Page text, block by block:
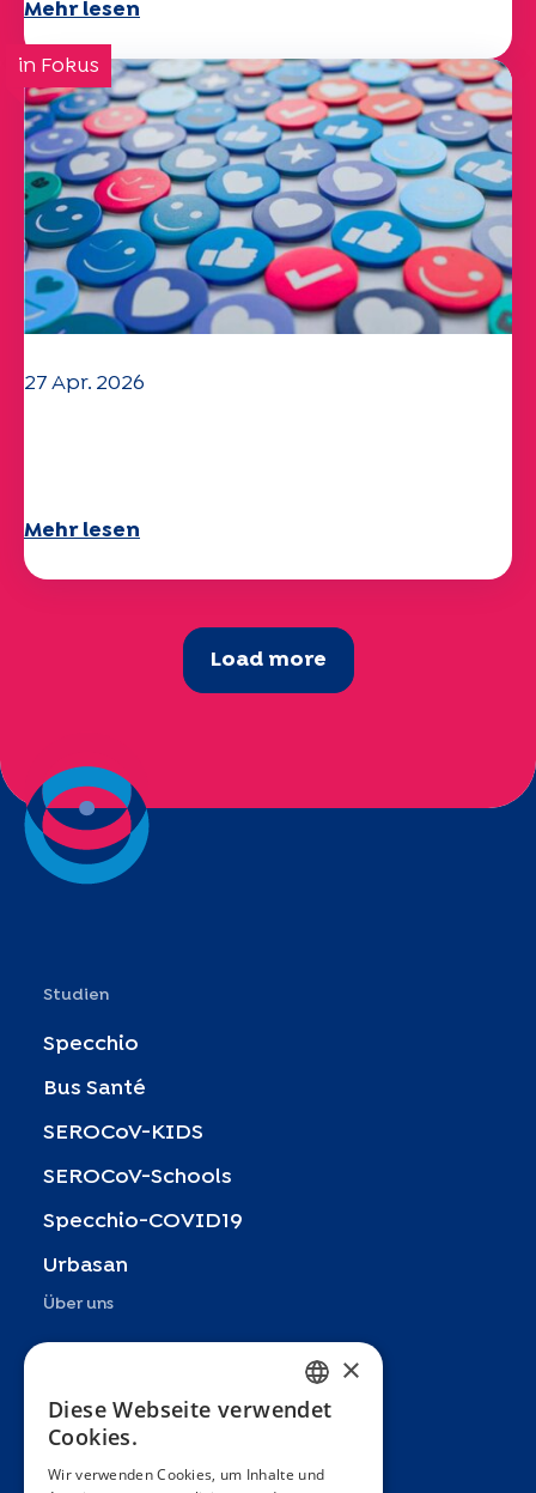
Mehr lesen
in Fokus
27 Apr. 2026
Mehr lesen
Load more
Studien
Specchio
Bus Santé
SEROCoV-KIDS
SEROCoV-Schools
Specchio-COVID19
Urbasan
Über uns
Teams
Partner
Veröffentlichungen
FRENCH
×
Diese Webseite verwendet
Cookies.
Wir verwenden Cookies, um Inhalte und